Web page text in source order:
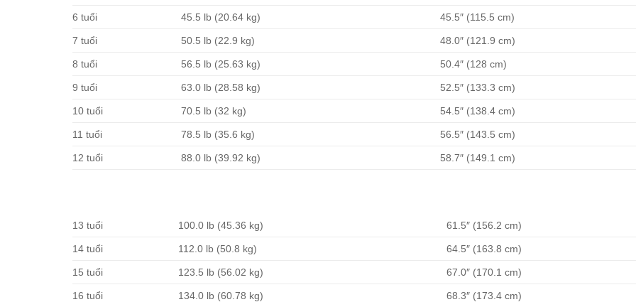
6 tuổi 45.5 lb (20.64 kg) 45.5″ (115.5 cm)
7 tuổi 50.5 lb (22.9 kg) 48.0″ (121.9 cm)
8 tuổi 56.5 lb (25.63 kg) 50.4″ (128 cm)
9 tuổi 63.0 lb (28.58 kg) 52.5″ (133.3 cm)
10 tuổi 70.5 lb (32 kg) 54.5″ (138.4 cm)
11 tuổi 78.5 lb (35.6 kg) 56.5″ (143.5 cm)
12 tuổi 88.0 lb (39.92 kg) 58.7″ (149.1 cm)
13 tuổi 100.0 lb (45.36 kg) 61.5″ (156.2 cm)
14 tuổi 112.0 lb (50.8 kg) 64.5″ (163.8 cm)
15 tuổi 123.5 lb (56.02 kg) 67.0″ (170.1 cm)
16 tuổi 134.0 lb (60.78 kg) 68.3″ (173.4 cm)